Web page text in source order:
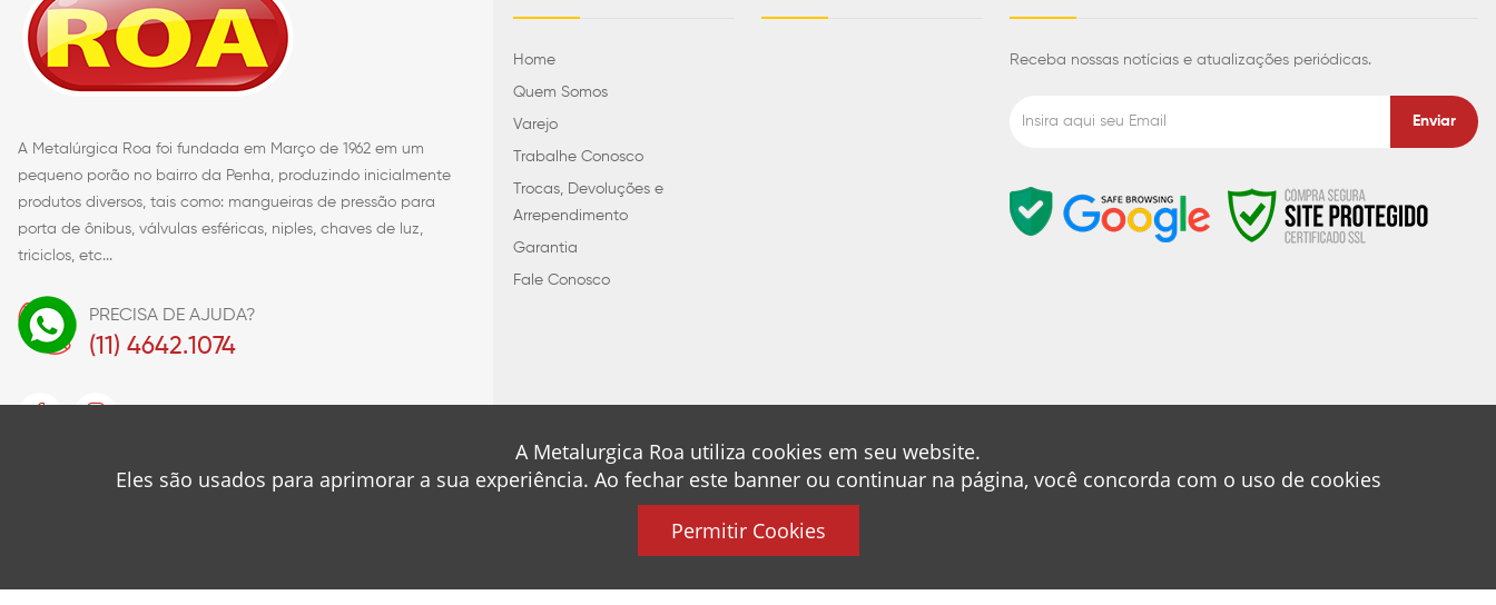
A Metalúrgica Roa foi fundada em Março de 1962 em um
pequeno porão no bairro da Penha, produzindo inicialmente
produtos diversos, tais como: mangueiras de pressão para
porta de ônibus, válvulas esféricas, niples, chaves de luz,
triciclos, etc...
PRECISA DE AJUDA?
(11) 4642.1074
Home
Quem Somos
Varejo
Trabalhe Conosco
Trocas, Devoluções e
Arrependimento
Garantia
Fale Conosco
Receba nossas notícias e atualizações periódicas.
Enviar
A Metalurgica Roa utiliza cookies em seu website.
Eles são usados para aprimorar a sua experiência. Ao fechar este banner ou continuar na página, você concorda com o uso de cookies
Permitir Cookies